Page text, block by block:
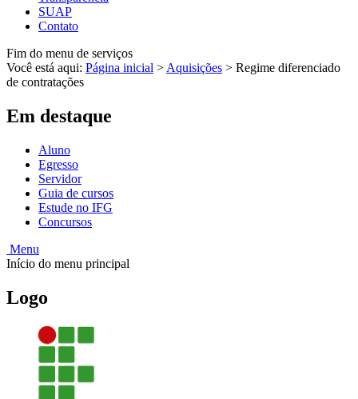
SUAP
Contato
Fim do menu de serviços
Você está aqui: Página inicial >Aquisições > Regime diferenciado
de contratações
Em destaque
Aluno
Egresso
Servidor
Guia de cursos
Estude no IFG
Concursos
Menu
Início do menu principal
Logo